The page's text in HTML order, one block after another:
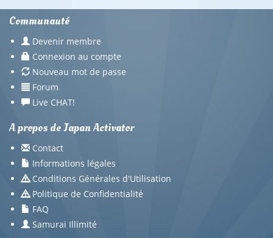
Communauté
Devenir membre
Connexion au compte
Nouveau mot de passe
Forum
Live CHAT!
A propos de Japan Activator
Contact
Informations légales
Conditions Générales d'Utilisation
Politique de Confidentialité
FAQ
Samurai Illimité